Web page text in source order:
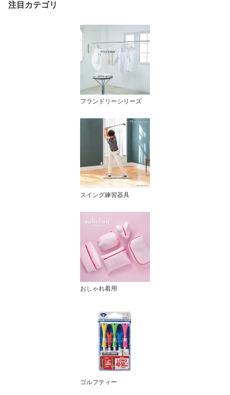
注目カテゴリ
フランドリーシリーズ
スイング練習器具
おしゃれ着用
ゴルフティー